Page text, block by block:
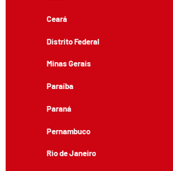
Ceará
Distrito Federal
Minas Gerais
Paraíba
Paraná
Pernambuco
Rio de Janeiro